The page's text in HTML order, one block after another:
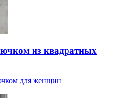
из квадратных
для женщин